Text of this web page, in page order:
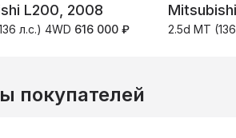
L200, 2008
л.с.) 4WD 616 000 ₽ 2.5d MT
покупателей